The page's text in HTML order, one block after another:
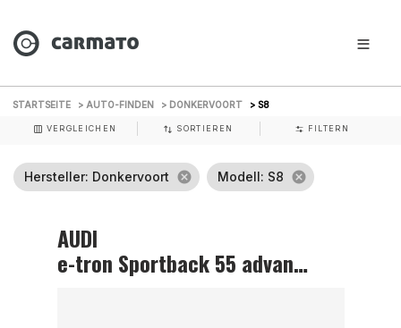
STARTSEITE > AUTO-FINDEN > DONKERVOORT > S8
VERGLEICHEN SORTIEREN FILTERN
Hersteller: Donkervoort cancel Modell: S8 cancel
AUDI
e-tron Sportback 55 advanced